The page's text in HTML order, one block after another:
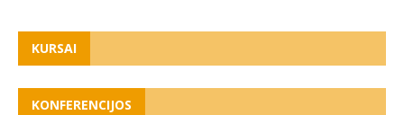
KURSAI
KONFERENCIJOS